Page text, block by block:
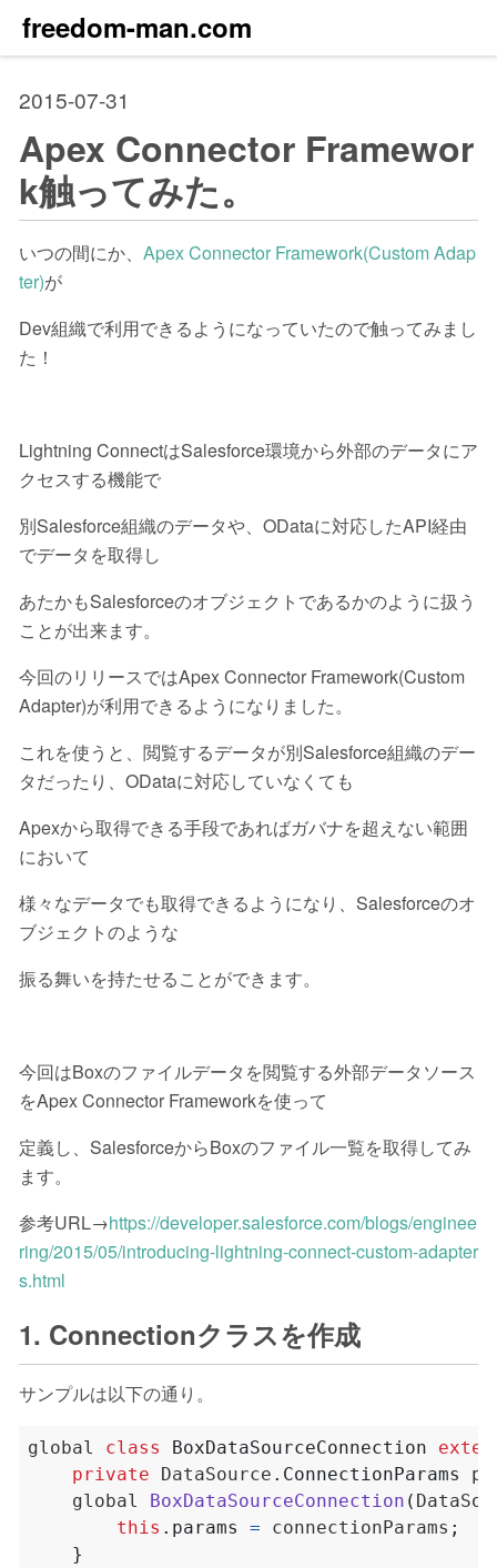
freedom-man.com
2015-07-31
Apex Connector Framewor
k触ってみた。
いつの間にか、 Apex Connector Framework(Custom Adap
ter)が
Dev組織で利用できるようになっていたので触ってみまし
た！
Lightning ConnectはSalesforce環境から外部のデータにア
クセスする機能で
別Salesforce組織のデータや、ODataに対応したAPI経由
でデータを取得し
あたかもSalesforceのオブジェクトであるかのように扱う
ことが出来ます。
今回のリリースではApex Connector Framework(Custom
Adapter)が利用できるようになりました。
これを使うと、閲覧するデータが別Salesforce組織のデー
タだったり、ODataに対応していなくても
Apexから取得できる手段であればガバナを超えない範囲
において
様々なデータでも取得できるようになり、Salesforceのオ
ブジェクトのような
振る舞いを持たせることができます。
今回はBoxのファイルデータを閲覧する外部データソース
をApex Connector Frameworkを使って
定義し、SalesforceからBoxのファイル一覧を取得してみ
ます。
参考URL→https://developer.salesforce.com/blogs/enginee
ring/2015/05/introducing-lightning-connect-custom-adapter
s.html
1. Connectionクラスを作成
サンプルは以下の通り。
global class BoxDataSourceConnection
private
DataSource . ConnectionParams
global
BoxDataSourceConnection (
this . params = connectionParams ;
}